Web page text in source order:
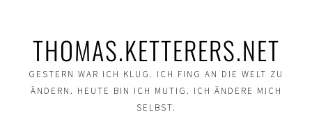
THOMAS.KETTERERS.NET
GESTERN WAR ICH KLUG. ICH FING AN DIE WELT ZU
ÄNDERN. HEUTE BIN ICH MUTIG. ICH ÄNDERE MICH
SELBST.